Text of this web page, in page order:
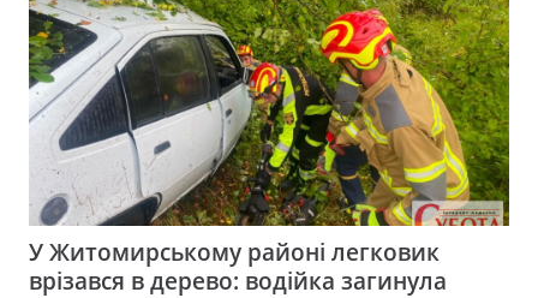
У Житомирському районі легковик
врізався в дерево: водійка загинула